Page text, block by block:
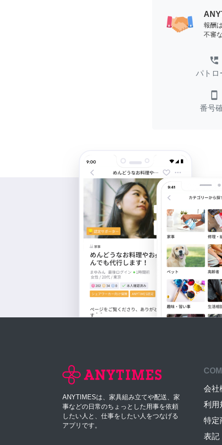
報酬
不審
perm_phone_msg
パトロ
smartphone
番号
ANYTIMESは、家具組み立てや配送、家
事などの日常のちょっとした用事を依頼
したい人と、仕事をしたい人をつなげる
アプリです。
会社
利用
特定
表記